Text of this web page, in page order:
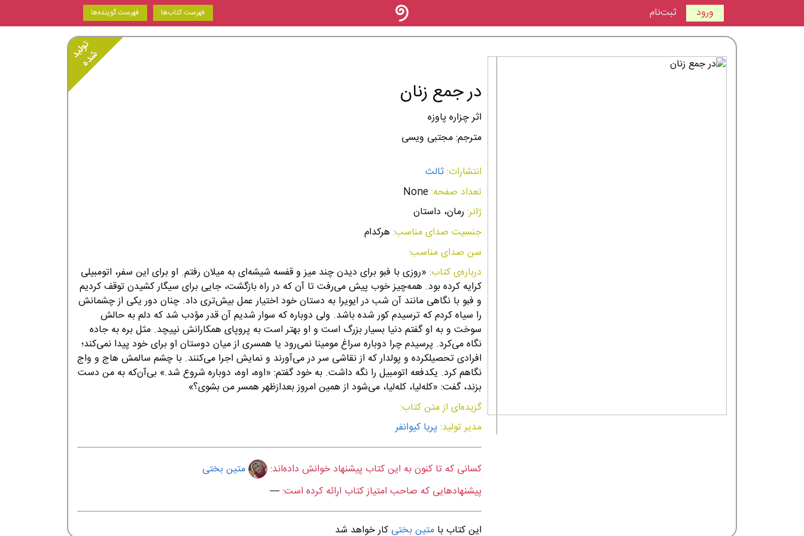
ورود ثبت‌نام فهرست گوینده‌ها فهرست کتاب‌ها
تولید
شده
در جمع زنان
اثر چزاره پاوزه
مترجم: مجتبی ویسی
انتشارات:ثالث
تعداد صفحه:None
ژانر:رمان، داستان
جنسیت صدای مناسب:هرکدام
سن صدای مناسب:
درباره‌ی کتاب:«روزی با فبو برای دیدن چند میز و قفسه شیشه‌ای به میلان رفتم. او برای این سفر، اتومبیلی
کرایه کرده بود. همه‌چیز خوب پیش می‌رفت تا آن که در راه بازگشت، جایی برای سیگار کشیدن توقف کردیم
و فبو با نگاهی مانند آن شب در ایویرا به دستان خود اختیار عمل بیش‌تری داد. چنان دور یکی از چشمانش
را سیاه کردم که ترسیدم کور شده باشد. ولی دوباره که سوار شدیم آن قدر مؤدب شد که دلم به حالش
سوخت و به او گفتم دنیا بسیار بزرگ است و او بهتر است به پروپای همکارانش نپیچد. مثل بره به جاده
نگاه می‌کرد. پرسیدم چرا دوباره سراغ مومینا نمی‌رود یا همسری از میان دوستان او برای خود پیدا نمی‌کند؛
افرادی تحصیلکرده و پولدار که از نقاشی سر در می‌آورند و نمایش اجرا می‌کنند. با چشم سالمش هاج و واج
نگاهم کرد. یکدفعه اتومبیل را نگه داشت. به خود گفتم: «اوه، اوه، دوباره شروع شد.» بی‌آن‌که به من دست
بزند، گفت: «کله‌لیا، کله‌لیا، می‌شود از همین امروز بعدازظهر همسر من بشوی؟»
گزیده‌ای از متن کتاب:
مدیر تولید: پریا کیوانفر
کسانی که تا کنون به این کتاب پیشنهاد خوانش داده‌اند:
متین بختی
پیشنهادهایی که صاحب امتیاز کتاب ارائه کرده است:—
این کتاب با متین بختی کار خواهد شد